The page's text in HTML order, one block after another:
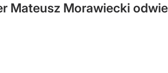
Mateusz Morawiecki